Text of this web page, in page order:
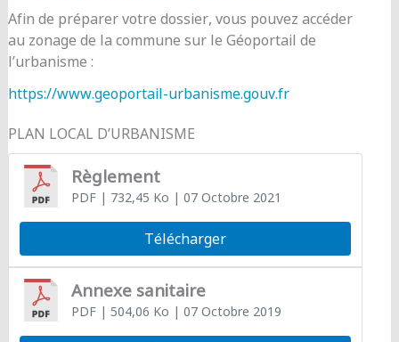
Afin de préparer votre dossier, vous pouvez accéder
au zonage de la commune sur le Géoportail de
l’urbanisme :
https://www.geoportail-urbanisme.gouv.fr
PLAN LOCAL D’URBANISME
Règlement
PDF| 732,45 Ko | 07 Octobre 2021
Télécharger
Annexe sanitaire
PDF| 504,06 Ko | 07 Octobre 2019